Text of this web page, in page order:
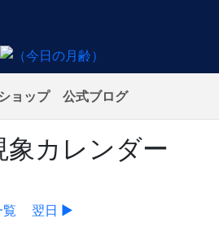
ショップ 公式ブログ
カレンダー
翌日 ▶